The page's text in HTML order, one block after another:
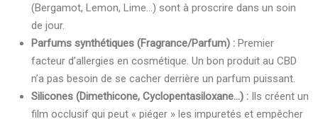
(Bergamot, Lemon, Lime…) sont à proscrire dans un soin
de jour.
Parfums synthétiques (Fragrance/Parfum) : Premier
facteur d’allergies en cosmétique. Un bon produit au CBD
n’a pas besoin de se cacher derrière un parfum puissant.
Silicones (Dimethicone, Cyclopentasiloxane…) : Ils créent un
film occlusif qui peut « piéger » les impuretés et empêcher